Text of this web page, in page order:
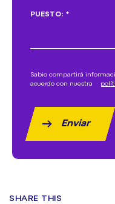
*
PUESTO:
Sabio compartirá
acuerdo con nuestra
Enviar
SHARE THIS